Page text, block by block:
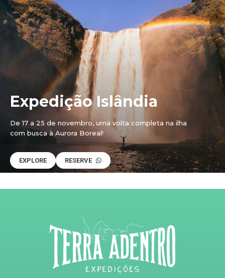
Expedição Islândia
De 17 a 25 de novembro, uma volta completa na ilha
com busca à Aurora Boreal!
EXPLORE RESERVE